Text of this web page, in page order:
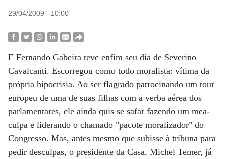
29/04/2009 - 10:00
E Fernando Gabeira teve enfim seu dia de Severino
Cavalcanti. Escorregou como todo moralista: vítima da
própria hipocrisia. Ao ser flagrado patrocinando um tour
europeu de uma de suas filhas com a verba aérea dos
parlamentares, ele ainda quis se safar fazendo um mea-
culpa e liderando o chamado "pacote moralizador" do
Congresso. Mas, antes mesmo que subisse à tribuna para
pedir desculpas, o presidente da Casa, Michel Temer, já